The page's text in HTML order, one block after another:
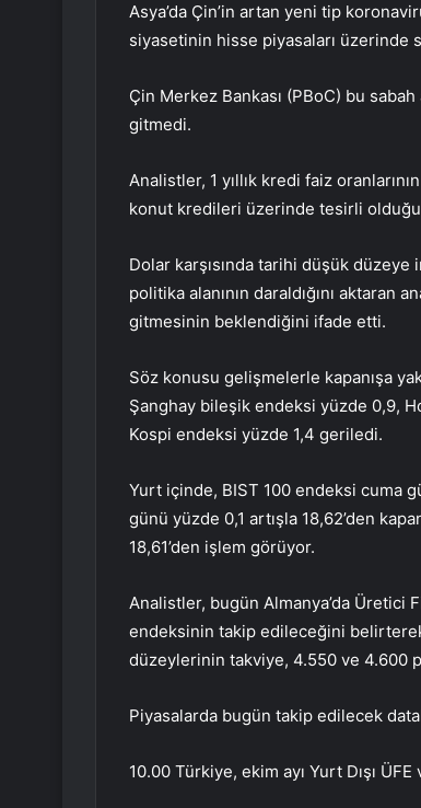
Asya’da Çin’in artan yeni tip
siyasetinin hisse piyasaları üzerinde
Çin Merkez Bankası (PBoC) bu
gitmedi.
Analistler, 1 yıllık kredi faiz
konut kredileri üzerinde tesirli
Dolar karşısında tarihi düşük
politika alanının daraldığını aktaran
gitmesinin beklendiğini ifade etti.
Söz konusu gelişmelerle kapanışa
Şanghay bileşik endeksi yüzde 0,9,
Kospi endeksi yüzde 1,4 geriledi.
Yurt içinde, BIST 100 endeksi cuma
günü yüzde 0,1 artışla 18,62’den
18,61’den işlem görüyor.
Analistler, bugün Almanya’da Üretici
endeksinin takip edileceğini
düzeylerinin takviye, 4.550 ve 4.600
Piyasalarda bugün takip edilecek
10.00 Türkiye, ekim ayı Yurt Dışı